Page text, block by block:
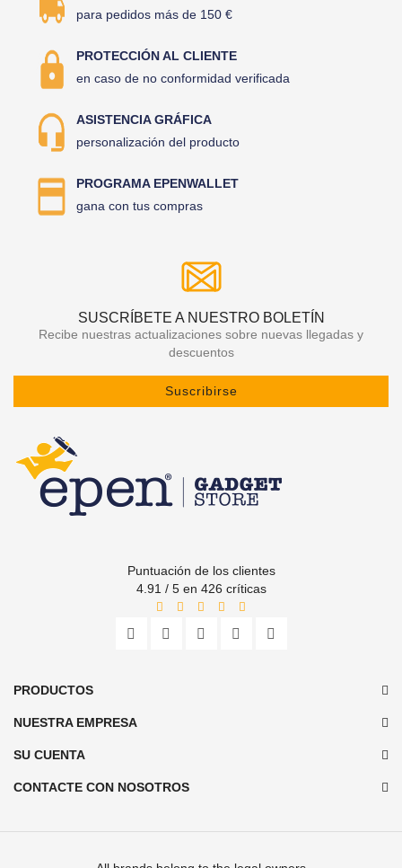
para pedidos más de 150 €
PROTECCIÓN AL CLIENTE
en caso de no conformidad verificada
ASISTENCIA GRÁFICA
personalización del producto
PROGRAMA EPENWALLET
gana con tus compras
SUSCRÍBETE A NUESTRO BOLETÍN
Recibe nuestras actualizaciones sobre nuevas llegadas y
descuentos
Suscribirse
Puntuación de los clientes
4.91 / 5 en 426 críticas
PRODUCTOS
NUESTRA EMPRESA
SU CUENTA
CONTACTE CON NOSOTROS